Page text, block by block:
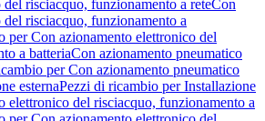
risciacquo, funzionamento a reteCon
risciacquo, funzionamento a
per Con azionamento elettronico del
a batteriaCon azionamento pneumatico
per Con azionamento pneumatico
esternaPezzi di ricambio per Installazione
elettronico del risciacquo, funzionamento a